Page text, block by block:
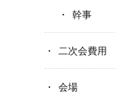
幹事
二次会費用
会場